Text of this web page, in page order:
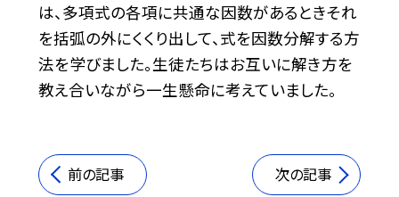
は、多項式の各項に共通な因数があるときそれ
を括弧の外にくくり出して、式を因数分解する方
法を学びました。生徒たちはお互いに解き方を
教え合いながら一生懸命に考えていました。
前の記事 次の記事